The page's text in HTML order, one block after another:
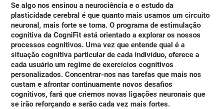
Se algo nos ensinou a neurociência e o estudo da
plasticidade cerebral é quequanto mais usamos um circuito
neuronal, mais forte se torna. O programa de estimulação
cognitiva da CogniFit está orientado a explorar os nossos
processos cognitivos. Uma vez que entende qual é a
situação cognitiva particular de cada indivíduo, oferece a
cada usuário umregime de exercícios cognitivos
personalizados. Concentrar-nos nas tarefas que mais nos
custam e afrontar continuamente novos desafios
cognitivos, fará que criemos novas ligações neuronais que
se irão reforçando e serão cada vez mais fortes.